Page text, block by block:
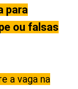
para
ou falsas
a vaga na